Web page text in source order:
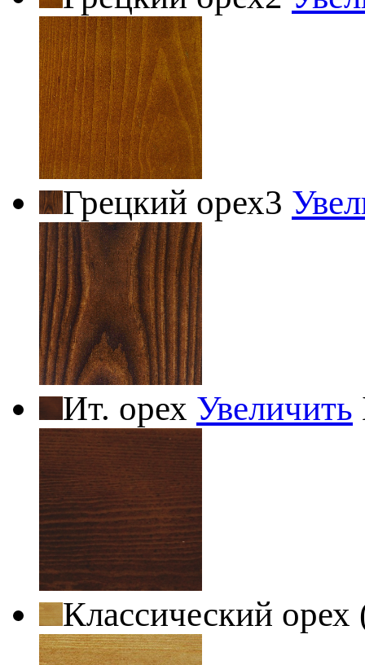
Грецкий орех3
Ит. орех Увеличить
Классический